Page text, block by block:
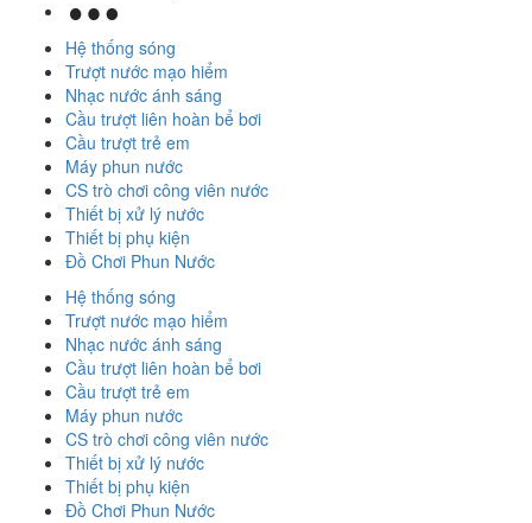
Hệ thống sóng
Trượt nước mạo hiểm
Nhạc nước ánh sáng
Cầu trượt liên hoàn bể bơi
Cầu trượt trẻ em
Máy phun nước
CS trò chơi công viên nước
Thiết bị xử lý nước
Thiết bị phụ kiện
Đồ Chơi Phun Nước
Hệ thống sóng
Trượt nước mạo hiểm
Nhạc nước ánh sáng
Cầu trượt liên hoàn bể bơi
Cầu trượt trẻ em
Máy phun nước
CS trò chơi công viên nước
Thiết bị xử lý nước
Thiết bị phụ kiện
Đồ Chơi Phun Nước